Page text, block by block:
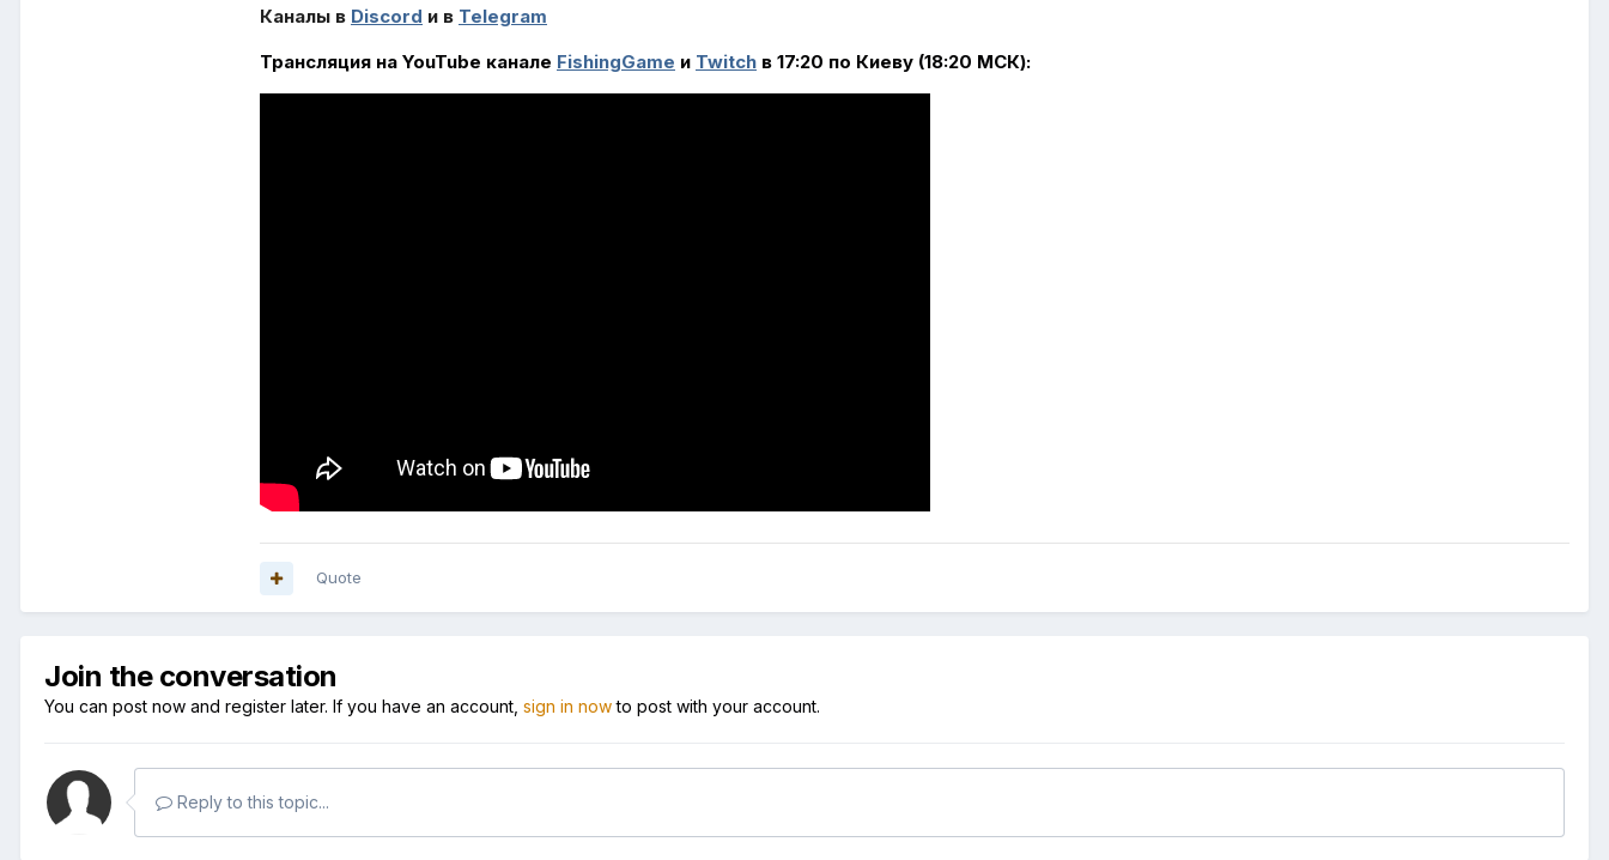
Каналы в Discord и в Telegram
Трансляция на YouTube канале FishingGame и Twitch в 17:20 по Киеву (18:20 МСК):
Quote
Join the conversation
You can post now and register later. If you have an account, sign in nowto post with your account.
Reply to this topic...